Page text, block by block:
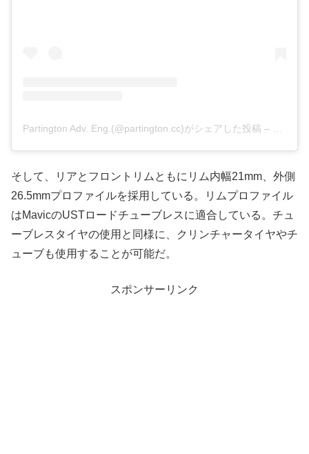
Partington Adv. Eng.(@partington.cc)がシェアした投稿 – 2019年
そして、リアとフロントリムともにリム内幅21mm、外側
26.5mmプロファイルを採用している。リムプロファイル
はMavicのUSTロードチューブレスに適合している。チュ
ーブレスタイヤの使用と同様に、クリンチャータイヤやチ
ューブも使用することが可能だ。
スポンサーリンク